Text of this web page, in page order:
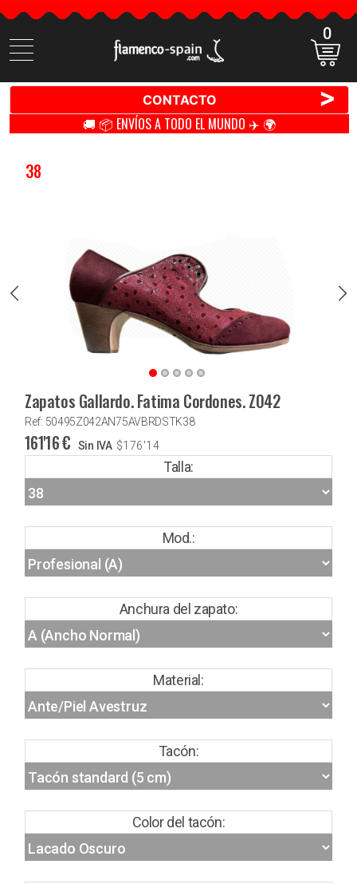
Buscar
productos
0
CONTACTO >
🚚 📦 ENVÍOS A TODO EL MUNDO ✈️ 🌍
38
Zapatos Gallardo. Fatima Cordones. Z042
Ref: 50495Z042AN75AVBRDSTK38
161'16€ Sin IVA $176'14
Talla:
Mod.:
Anchura del zapato:
Material:
Tacón:
Color del tacón: